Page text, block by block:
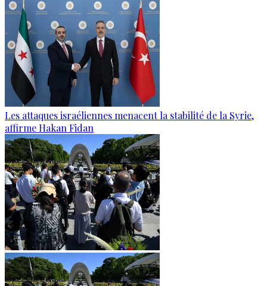
Les attaques israéliennes menacent la stabilité de la Syrie,
affirme Hakan Fidan